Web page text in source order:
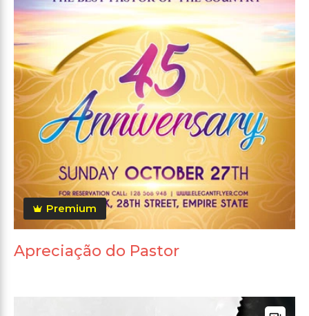
Premium
Apreciação do Pastor